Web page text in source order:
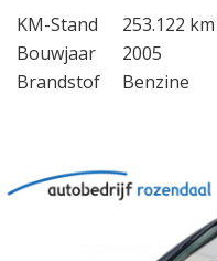
KM-Stand
253.122 km
Bouwjaar
2005
Brandstof
Benzine